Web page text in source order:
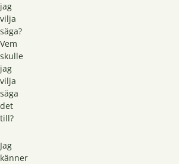
jag
vilja
säga?
Vem
skulle
jag
vilja
säga
det
till?
Jag
känner